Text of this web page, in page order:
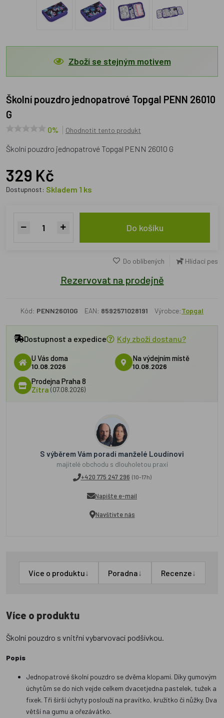
Zboží se stejným motivem
Školní pouzdro jednopatrové Topgal PENN 26010
G
0% Ohodnotit tento produkt
Školní pouzdro jednopatrové Topgal PENN 26010 G
329 Kč
Dostupnost: Skladem 1 ks
Do košíku
Do oblíbených Hlídací pes
Rezervovat na prodejně
Kód: PENN26010G EAN: 8592571028191 Výrobce:Topgal
Dostupnost a expedice Kdy zboží dostanu?
U Vás doma
10.08.2026
Na výdejním místě
10.08.2026
Prodejna Praha 8
Zítra (07.08.2026)
S výběrem Vám poradí manželé Loudínovi
majitelé obchodu s dlouholetou praxí
+420 775 247 296 (10-17h)
Napište e-mail
Navštivte nás
Více o produktu↓ Poradna↓ Recenze↓
Více o produktu
Školní pouzdro s vnitřní vybarvovací podšívkou.
Popis
Jednopatrové školní pouzdro se dvěma klopami. Díky gumovým
úchytům se do nich vejde celkem dvacetjedna pastelek, tužek a
fixek. Tři širší úchyty poslouží na pravítko, kružítko či nůžky. Dva
větší na gumu a ořezávátko.